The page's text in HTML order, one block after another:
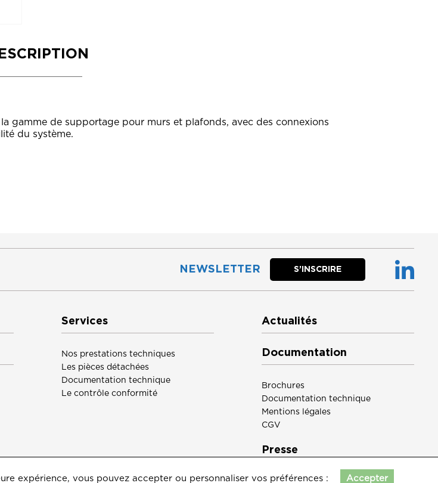
gamme de supportage pour murs et plafonds, avec des connexions
du système.
NEWSLETTER S’INSCRIRE
Services
Nos prestations techniques
Les pièces détachées
Documentation technique
Le contrôle conformité
Actualités
Documentation
Brochures
Documentation technique
Mentions légales
CGV
Presse
expérience, vous pouvez accepter ou personnaliser vos préférences : Accepter